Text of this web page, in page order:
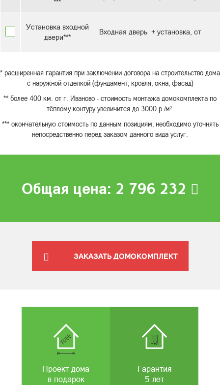
Установка входной
двери***
Входная дверь + установка, от
* расширенная гарантия при заключении договора на строительство дома
с наружной отделкой (фундамент, кровля, окна, фасад)
** более 400 км. от г. Иваново - стоимость монтажа домокомплекта по
тёплому контуру увеличится до 3000 р./м².
*** окончательную стоимость по данным позициям, необходимо уточнять
непосредственно перед заказом данного вида услуг.
Общая цена: 2 796 232
ЗАКАЗАТЬ ДОМОКОМПЛЕКТ
Проект дома
в подарок
Гарантия
5 лет